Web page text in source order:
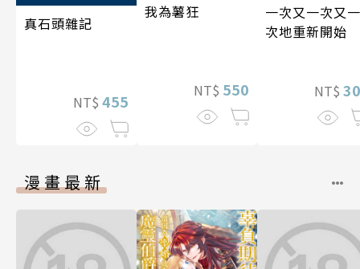
真石頭雜記
NT$ 455
我為薯狂
NT$ 550
一次又一次又一
次地重新開始
NT$
漫畫最新